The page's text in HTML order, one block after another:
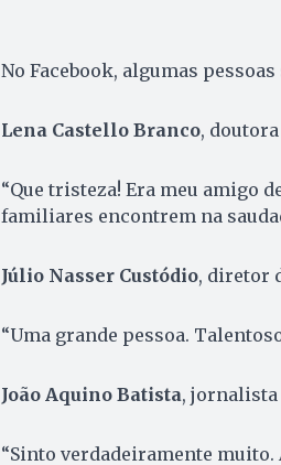
No Facebook, algumas
Lena Castello Branco,
“Que tristeza! Era meu amigo
familiares encontrem na
Júlio Nasser Custódio, diretor
“Uma grande pessoa.
João Aquino Batista, jornalista
“Sinto verdadeiramente